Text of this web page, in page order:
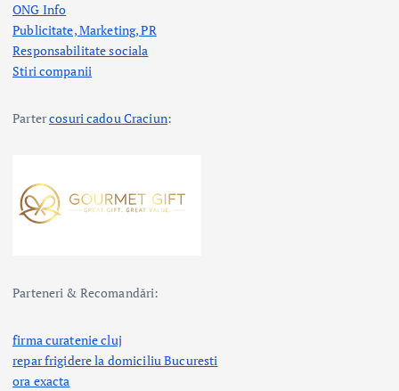
ONG Info
Publicitate, Marketing, PR
Responsabilitate sociala
Stiri companii
Partercosuri cadou Craciun:
Parteneri & Recomandări:
firma curatenie cluj
repar frigidere la domiciliu Bucuresti
ora exacta